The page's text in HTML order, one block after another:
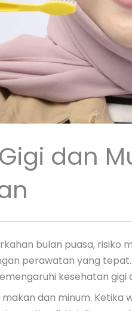
dan
bulan puasa, risiko
perawatan yang
kesehatan gigi
dan minum. Ketika